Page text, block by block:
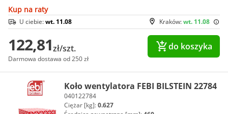
Kup na raty
Kraków:wt. 11.08
U ciebie:wt. 11.08
122,81zł/szt.
Darmowa dostawa od 250 zł
do koszyka
Koło wentylatora FEBI BILSTEIN 22784
040122784
Ciężar [kg]:0.627